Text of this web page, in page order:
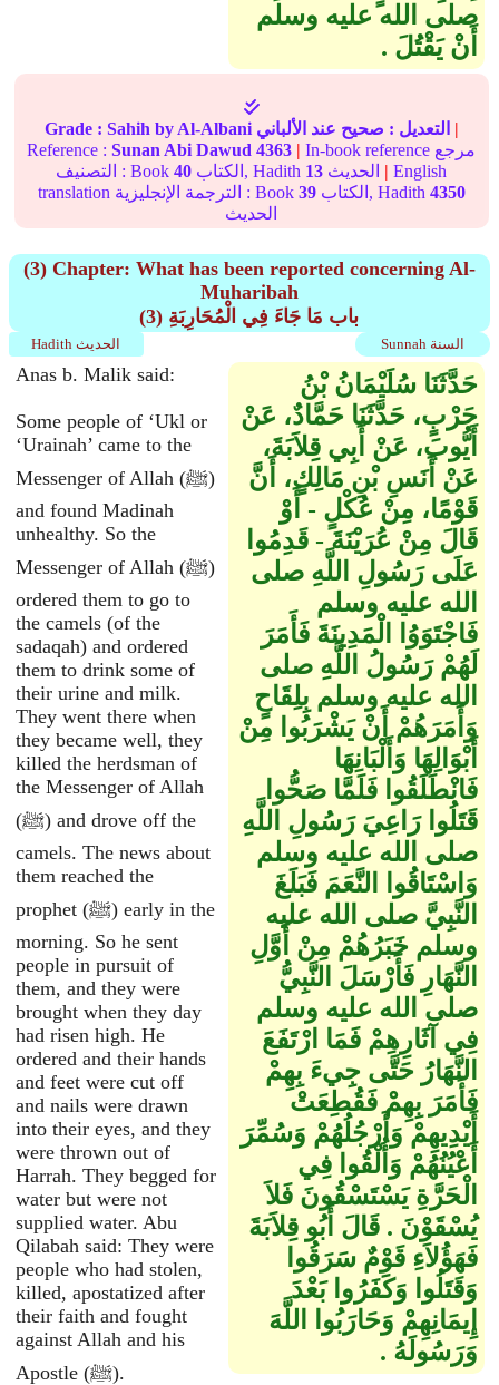
صلى الله عليه وسلم
أَنْ يَقْتُلَ ‏.‏
Grade : Sahih by Al-Albani التعديل : صحيح عند الألباني
|
Reference :Sunan Abi Dawud 4363 | In-book reference مرجع
التصنيف : Book40 الكتاب, Hadith 13 | English
translation الترجمة الإنجليزية : Book 39 الكتاب, Hadith 4350
الحديث
(3) Chapter: What has been reported concerning Al-
Muharibah
(3) باب مَا جَاءَ فِي الْمُحَارِبَةِ
Sunnah السنة Hadith الحديث
Anas b. Malik said:
Some people of ‘Ukl or
‘Urainah’ came to the
Messenger of Allah (ﷺ)
and found Madinah
unhealthy. So the
Messenger of Allah (ﷺ)
ordered them to go to
the camels (of the
sadaqah) and ordered
them to drink some of
their urine and milk.
They went there when
they became well, they
killed the herdsman of
the Messenger of Allah
(ﷺ) and drove off the
camels. The news about
them reached the
prophet (ﷺ) early in the
morning. So he sent
people in pursuit of
them, and they were
brought when they day
had risen high. He
ordered and their hands
and feet were cut off
and nails were drawn
into their eyes, and they
were thrown out of
Harrah. They begged for
water but were not
supplied water. Abu
Qilabah said: They were
people who had stolen,
killed, apostatized after
their faith and fought
against Allah and his
Apostle (ﷺ).
حَدَّثَنَا سُلَيْمَانُ بْنُ
حَرْبٍ، حَدَّثَنَا حَمَّادٌ، عَنْ
أَيُّوبَ، عَنْ أَبِي قِلاَبَةَ،
عَنْ أَنَسِ بْنِ مَالِكٍ، أَنَّ
قَوْمًا، مِنْ عُكْلٍ - أَوْ
قَالَ مِنْ عُرَيْنَةَ - قَدِمُوا
عَلَى رَسُولِ اللَّهِ صلى
الله عليه وسلم
فَاجْتَوَوُا الْمَدِينَةَ فَأَمَرَ
لَهُمْ رَسُولُ اللَّهِ صلى
الله عليه وسلم بِلِقَاحٍ
وَأَمَرَهُمْ أَنْ يَشْرَبُوا مِنْ
أَبْوَالِهَا وَأَلْبَانِهَا
فَانْطَلَقُوا فَلَمَّا صَحُّوا
قَتَلُوا رَاعِيَ رَسُولِ اللَّهِ
صلى الله عليه وسلم
وَاسْتَاقُوا النَّعَمَ فَبَلَغَ
النَّبِيَّ صلى الله عليه
وسلم خَبَرُهُمْ مِنْ أَوَّلِ
النَّهَارِ فَأَرْسَلَ النَّبِيُّ
صلى الله عليه وسلم
فِي آثَارِهِمْ فَمَا ارْتَفَعَ
النَّهَارُ حَتَّى جِيءَ بِهِمْ
فَأَمَرَ بِهِمْ فَقُطِعَتْ
أَيْدِيهِمْ وَأَرْجُلُهُمْ وَسُمِّرَ
أَعْيُنُهُمْ وَأُلْقُوا فِي
الْحَرَّةِ يَسْتَسْقُونَ فَلاَ
يُسْقَوْنَ ‏.‏ قَالَ أَبُو قِلاَبَةَ
فَهَؤُلاَءِ قَوْمٌ سَرَقُوا
وَقَتَلُوا وَكَفَرُوا بَعْدَ
إِيمَانِهِمْ وَحَارَبُوا اللَّهَ
وَرَسُولَهُ ‏.‏